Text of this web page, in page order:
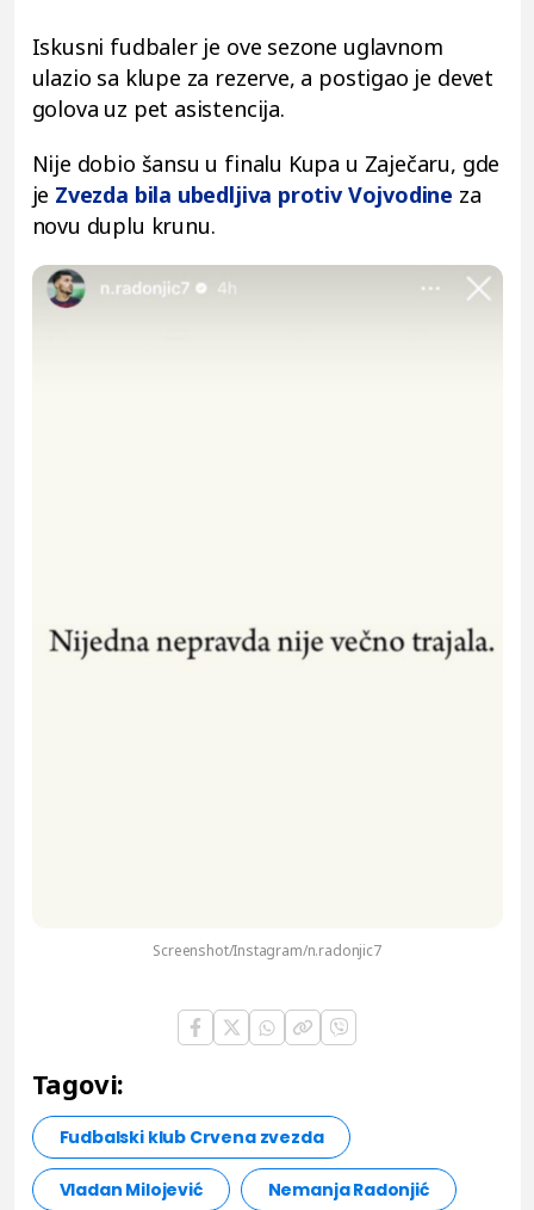
Iskusni fudbaler je ove sezone uglavnom
ulazio sa klupe za rezerve, a postigao je devet
golova uz pet asistencija.
Nije dobio šansu u finalu Kupa u Zaječaru, gde
je Zvezda bila ubedljiva protiv Vojvodine za
novu duplu krunu.
Screenshot/Instagram/n.radonjic7
Tagovi:
Fudbalski klub Crvena zvezda
Vladan Milojević Nemanja Radonjić